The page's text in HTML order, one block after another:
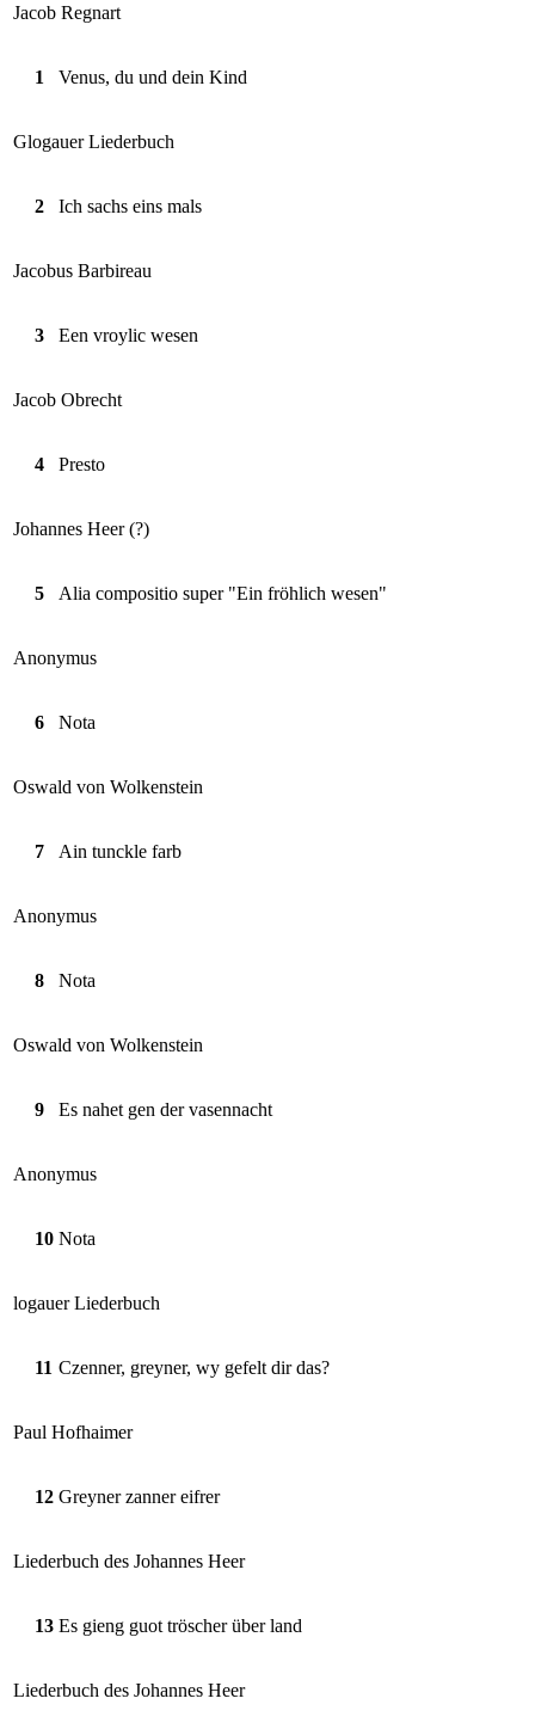
Jacob Regnart
1 Venus, du und dein Kind
Glogauer Liederbuch
2 Ich sachs eins mals
Jacobus Barbireau
3 Een vroylic wesen
Jacob Obrecht
4 Presto
Johannes Heer (?)
5 Alia compositio super "Ein fröhlich wesen"
Anonymus
6 Nota
Oswald von Wolkenstein
7 Ain tunckle farb
Anonymus
8 Nota
Oswald von Wolkenstein
9 Es nahet gen der vasennacht
Anonymus
10 Nota
logauer Liederbuch
11 Czenner, greyner, wy gefelt dir das?
Paul Hofhaimer
12 Greyner zanner eifrer
Liederbuch des Johannes Heer
13 Es gieng guot tröscher über land
Liederbuch des Johannes Heer